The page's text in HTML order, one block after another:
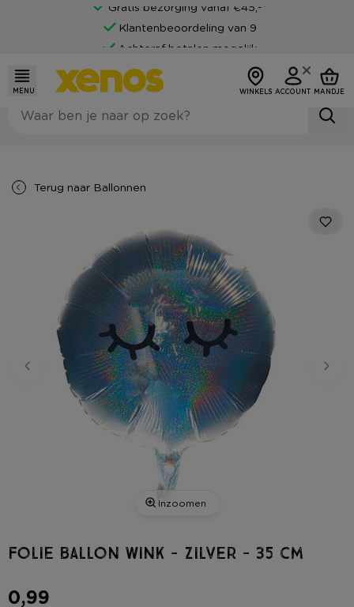
Gratis bezorging vanaf €45,-*
Klantenbeoordeling van 9
Achteraf betalen mogelijk
MENU WINKELS ACCOUNT MANDJE
Terug naar Ballonnen
Inzoomen
Folie ballon wink - zilver - 35 cm
0,99